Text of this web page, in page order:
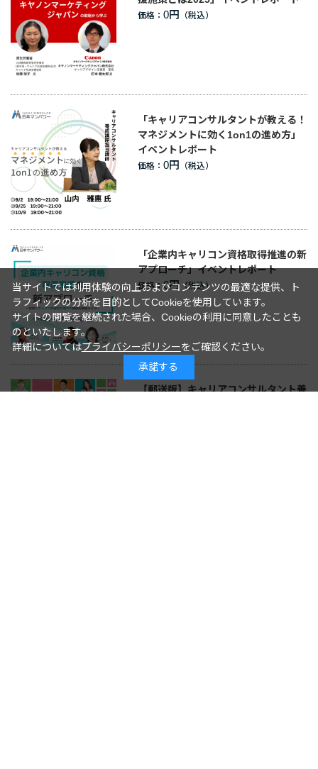
価格：0円
「キャリアコンサルタントが教える！
マネジメントに効く1on1の進め方」
イベントレポート
価格：0円
「企業内キャリコン資格取得推進の新
アプローチ」イベントレポート
価格：0円
【郵送版】キャリアコンサルタント養
当サイトでは利用体験の向上およびコンテンツの最適な提供、ト
ラフィックの分析を目的としてCookieを使用しています。
サイトの閲覧を継続された場合、Cookieの利用に同意したことも
のといたします。
詳細についてはプライバシーポリシーをご確認ください。
承諾する